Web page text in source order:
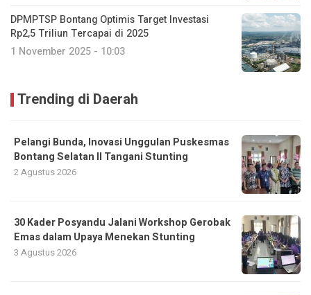
DPMPTSP Bontang Optimis Target Investasi
Rp2,5 Triliun Tercapai di 2025
1 November 2025 - 10:03
Trending di Daerah
Pelangi Bunda, Inovasi Unggulan Puskesmas
Bontang Selatan II Tangani Stunting
2 Agustus 2026
30 Kader Posyandu Jalani Workshop Gerobak
Emas dalam Upaya Menekan Stunting
3 Agustus 2026